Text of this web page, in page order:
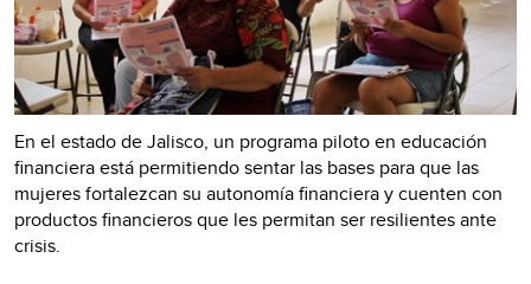
En el estado de Jalisco, un programa piloto en educación
financiera está permitiendo sentar las bases para que las
mujeres fortalezcan su autonomía financiera y cuenten con
productos financieros que les permitan ser resilientes ante
crisis.